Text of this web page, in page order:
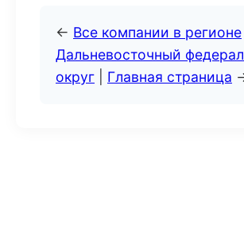
← Все компании в регионе
Дальневосточный
округ
Главная страница